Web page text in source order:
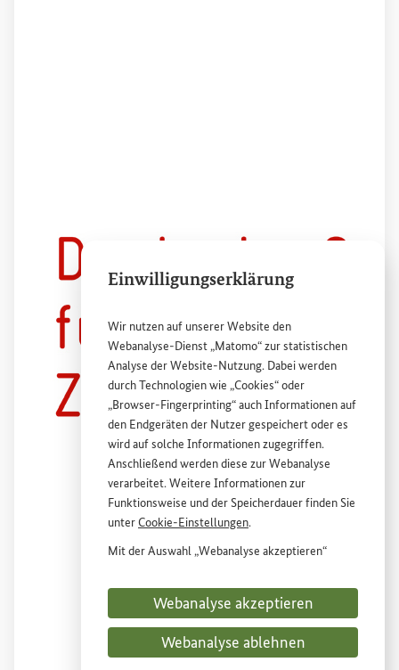
Einwilligungserklärung
Wir nutzen auf unsererWebsite den
Webanalyse-Dienst „Matomo“ zur statistischen
Analyse derWebsite-Nutzung. Dabei werden
durch Technologien wie „Cookies“ oder
„Browser-Fingerprinting“ auch Informationen auf
den Endgeräten der Nutzer gespeichert oder es
wird auf solche Informationen zugegriffen.
Anschließend werden diese zur Webanalyse
verarbeitet. Weitere Informationen zur
Funktionsweise und der Speicherdauer finden Sie
unterCookie-Einstellungen.
Mit der Auswahl „Webanalyse akzeptieren“
Dienstes „Matomo“ auf derWebsitedes
Bundesministeriums für wirtschaftliche
Entwicklung und Zusammenarbeit (BMZ) zu.
Diese Einwilligung ist freiwillig, für die Nutzung
Webanalyse akzeptieren
Webanalyse ablehnen
Deutsche Gesellschaft für internationale Zusammenarbeit (